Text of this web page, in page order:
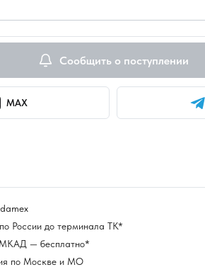
Сообщить о поступлении
MAX
России до терминала ТК*
— бесплатно*
по Москве и МО